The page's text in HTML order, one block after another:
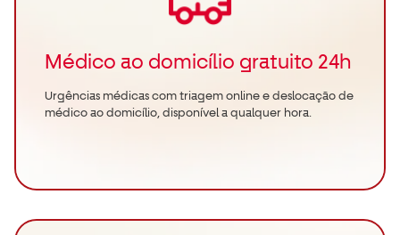
Médico ao domicílio gratuito 24h
Urgências médicas com triagem online e deslocação de
médico ao domicílio, disponível a qualquer hora.